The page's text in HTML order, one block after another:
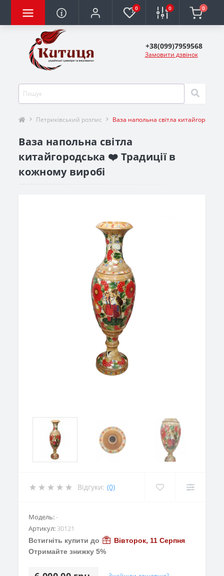
0 0 0
+38(099)7959568
Замовити дзвінок
Петриківський розпис Ваза напольна світла
Ваза напольна світла
китайгородська ❤️ Традиції в
кожному виробі
Відгуки: (0)
Модель:-
Артикул: 30121
Встигніть купити до
Вівторок, 11 Серпня
Отримайте знижку 5%